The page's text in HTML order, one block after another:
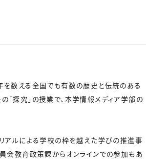
数える全国でも有数の歴史と伝統のある
「探究」の授業で、本学情報メディア学部の
アルによる学校の枠を越えた学びの推進事
会教育政策課からオンラインでの参加もあ